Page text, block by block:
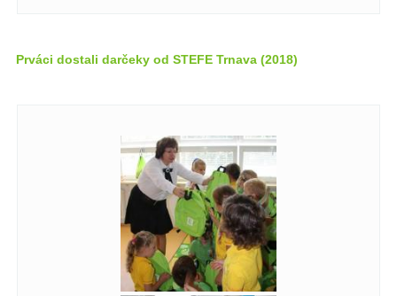
Prváci dostali darčeky od STEFE Trnava (2018)